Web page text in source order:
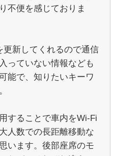
不便を感じておりま
更新してくれるので通信
っていない情報なども
能で、知りたいキーワ
することで車内をWi-Fi
人数での長距離移動な
います。後部座席のモ